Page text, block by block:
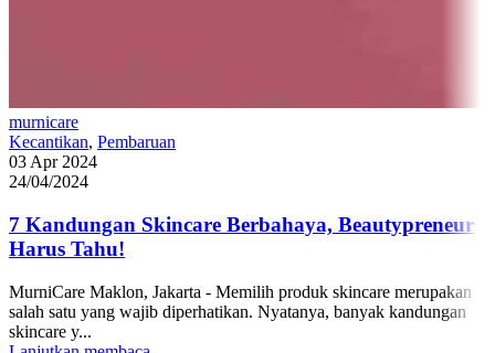
murnicare
Kecantikan, Pembaruan
03 Apr 2024
24/04/2024
7 Kandungan Skincare Berbahaya, Beautypreneur
Harus Tahu!
MurniCare Maklon, Jakarta - Memilih produk skincare merupakan
salah satu yang wajib diperhatikan. Nyatanya, banyak kandungan
skincare y...